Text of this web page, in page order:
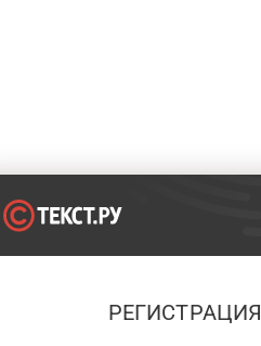
РЕГИСТРАЦИЯ